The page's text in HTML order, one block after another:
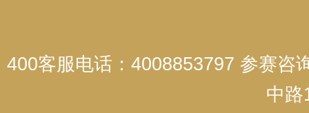
400客服电话：4008853797 参赛咨
中路